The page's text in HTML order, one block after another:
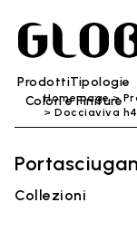
ProdottiTipologie
Colori e Finiture
Home page
Docciaviva
Collezioni